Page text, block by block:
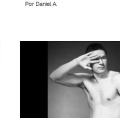
Por Daniel A.